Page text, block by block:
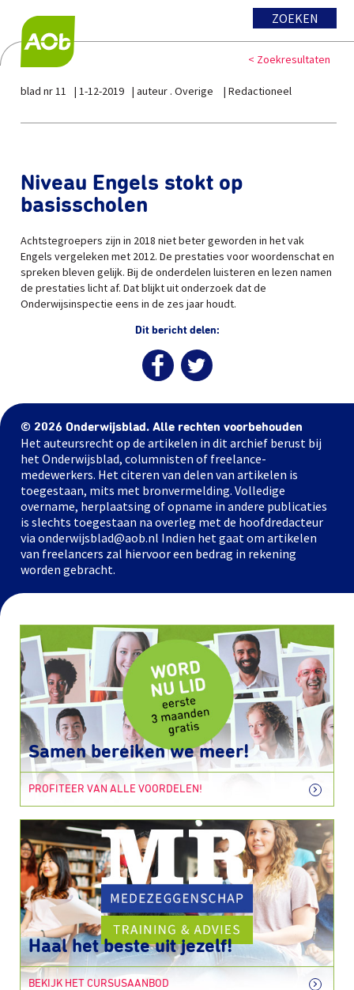
ZOEKEN
< Zoekresultaten
blad nr 11 1-12-2019 auteur . Overige Redactioneel
Niveau Engels stokt op
basisscholen
Achtstegroepers zijn in 2018 niet beter geworden in het vak
Engels vergeleken met 2012. De prestaties voor woordenschat en
spreken bleven gelijk. Bij de onderdelen luisteren en lezen namen
de prestaties licht af. Dat blijkt uit onderzoek dat de
Onderwijsinspectie eens in de zes jaar houdt.
Dit bericht delen:
© 2026 Onderwijsblad. Alle rechten voorbehouden
Het auteursrecht op de artikelen in dit archief berust bij
het Onderwijsblad, columnisten of freelance-
medewerkers. Het citeren van delen van artikelen is
toegestaan, mits met bronvermelding. Volledige
overname, herplaatsing of opname in andere publicaties
is slechts toegestaan na overleg met de hoofdredacteur
via onderwijsblad@aob.nl Indien het gaat om artikelen
van freelancers zal hiervoor een bedrag in rekening
worden gebracht.
Samen bereiken we meer!
PROFITEER VAN ALLE VOORDELEN!
Haal het beste uit jezelf!
BEKIJK HET CURSUSAANBOD